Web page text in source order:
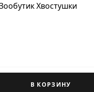
В КОРЗИНУ
Хвостушки